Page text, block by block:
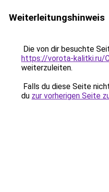
Weiterleitungshinweis
Die von dir besuchte
https://vorota-kalitki.ru/
weiterzuleiten.
Falls du diese Seite
du zur vorherigen Seite